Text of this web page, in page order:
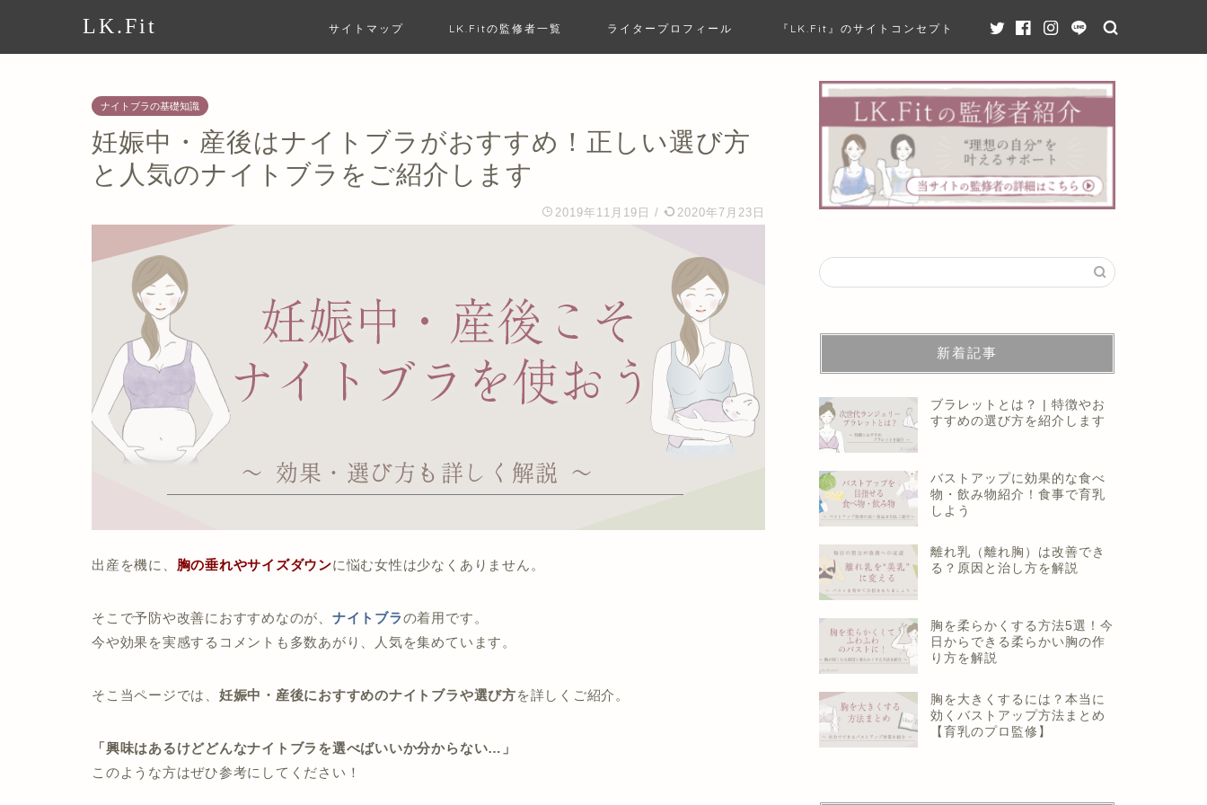
LK.Fit サイトマップ LK.Fitの監修者一覧 ライタープロフィール 『LK.Fit』のサイトコンセプト
ナイトブラの基礎知識
妊娠中・産後はナイトブラがおすすめ！正しい選び方
と人気のナイトブラをご紹介します
2019年11月19日 / 2020年7月23日
出産を機に、 胸の垂れやサイズダウンに悩む女性は少なくありません。
そこで予防や改善におすすめなのが、 ナイトブラの着用です。
今や効果を実感するコメントも多数あがり、人気を集めています。
そこ当ページでは、 妊娠中・産後におすすめのナイトブラや選び方を詳しくご紹介。
「興味はあるけどどんなナイトブラを選べばいいか分からない…」
このような方はぜひ参考にしてください！
新着記事
ブラレットとは？ | 特徴やお
すすめの選び方を紹介します
バストアップに効果的な食べ
物・飲み物紹介！食事で育乳
しよう
離れ乳（離れ胸）は改善でき
る？原因と治し方を解説
胸を柔らかくする方法5選！今
日からできる柔らかい胸の作
り方を解説
胸を大きくするには？本当に
効くバストアップ方法まとめ
【育乳のプロ監修】